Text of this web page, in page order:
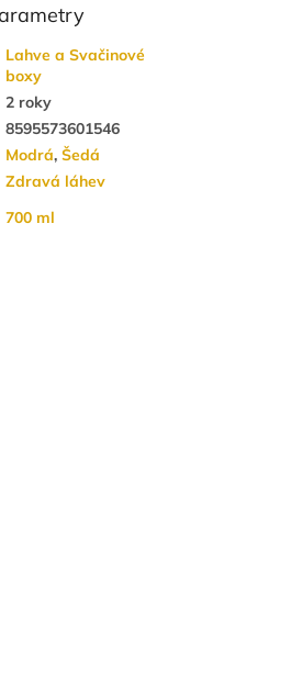
Lahve a Svačinové
boxy
2 roky
8595573601546
Modrá,Šedá
Zdravá láhev
700 ml